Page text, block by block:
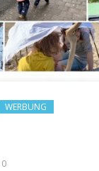
WERBUNG
0